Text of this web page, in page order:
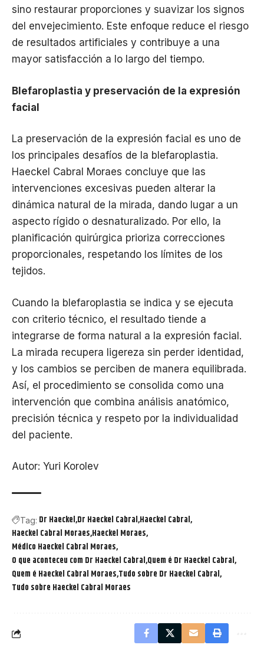
sino restaurar proporciones y suavizar los signos
del envejecimiento. Este enfoque reduce el riesgo
de resultados artificiales y contribuye a una
mayor satisfacción a lo largo del tiempo.
Blefaroplastia y preservación de la expresión
facial
La preservación de la expresión facial es uno de
los principales desafíos de la blefaroplastia.
Haeckel Cabral Moraes concluye que las
intervenciones excesivas pueden alterar la
dinámica natural de la mirada, dando lugar a un
aspecto rígido o desnaturalizado. Por ello, la
planificación quirúrgica prioriza correcciones
proporcionales, respetando los límites de los
tejidos.
Cuando la blefaroplastia se indica y se ejecuta
con criterio técnico, el resultado tiende a
integrarse de forma natural a la expresión facial.
La mirada recupera ligereza sin perder identidad,
y los cambios se perciben de manera equilibrada.
Así, el procedimiento se consolida como una
intervención que combina análisis anatómico,
precisión técnica y respeto por la individualidad
del paciente.
Autor: Yuri Korolev
Tag: Dr Haeckel Dr Haeckel Cabral Haeckel Cabral
Haeckel Cabral Moraes Haeckel Moraes
Médico Haeckel Cabral Moraes
O que aconteceu com Dr Haeckel Cabral Quem é Dr Haeckel Cabral
Quem é Haeckel Cabral Moraes Tudo sobre Dr Haeckel Cabral
Tudo sobre Haeckel Cabral Moraes